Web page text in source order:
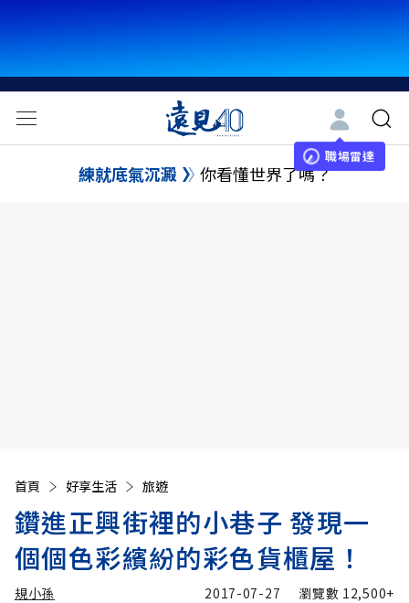
職場雷達
練就底氣沉澱 你看懂世界了嗎？
首頁 好享生活 旅遊
鑽進正興街裡的小巷子 發現一
個個色彩繽紛的彩色貨櫃屋！
規小孫 2017-07-27 瀏覽數 12,500+